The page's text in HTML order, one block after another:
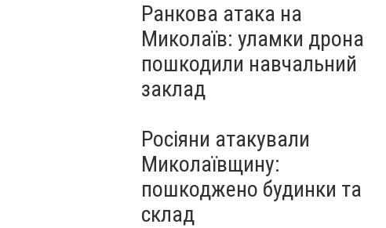
Ранкова атака на
Миколаїв: уламки дрона
пошкодили навчальний
заклад
Росіяни атакували
Миколаївщину:
пошкоджено будинки та
склад